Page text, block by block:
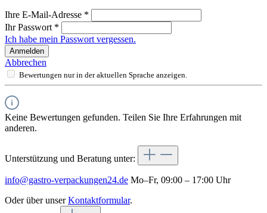
Ihre E-Mail-Adresse *
Ihr Passwort *
Ich habe mein Passwort vergessen.
Anmelden
Abbrechen
Bewertungen nur in der aktuellen Sprache anzeigen.
Keine Bewertungen gefunden. Teilen Sie Ihre Erfahrungen mit
anderen.
Unterstützung und Beratung unter:
info@gastro-verpackungen24.de Mo–Fr, 09:00 – 17:00 Uhr
Oder über unserKontaktformular.